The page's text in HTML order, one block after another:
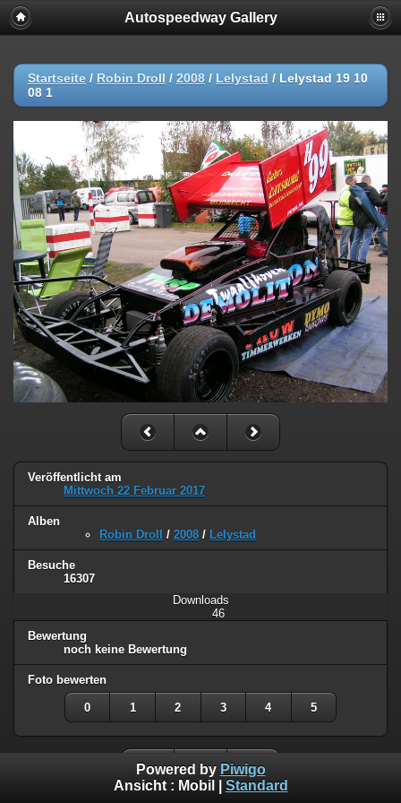
Autospeedway Gallery
Startseite / Robin Droll / 2008 / Lelystad / Lelystad 19 10
08 1
Veröffentlicht am
Mittwoch 22 Februar 2017
Alben
Robin Droll
/ 2008 / Lelystad
Besuche
16307
Downloads
46
Bewertung
noch keine Bewertung
Foto bewerten
0 1 2 3 4 5
Powered by Piwigo
Ansicht : Mobil Standard